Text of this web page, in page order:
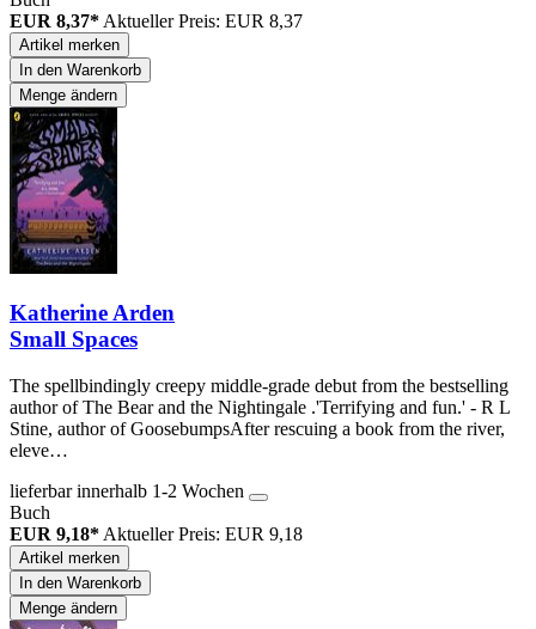
EUR 8,37* Aktueller Preis: EUR 8,37
Artikel merken
In den Warenkorb
Menge ändern
Katherine Arden
Small Spaces
The spellbindingly creepy middle-grade debut from the bestselling
author of The Bear and the Nightingale .'Terrifying and fun.' - R L
Stine, author of GoosebumpsAfter rescuing a book from the river,
eleve…
lieferbar innerhalb 1-2 Wochen
Buch
EUR 9,18* Aktueller Preis: EUR 9,18
Artikel merken
In den Warenkorb
Menge ändern